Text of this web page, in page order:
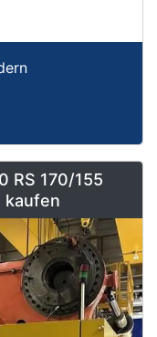
RS 170/155
kaufen